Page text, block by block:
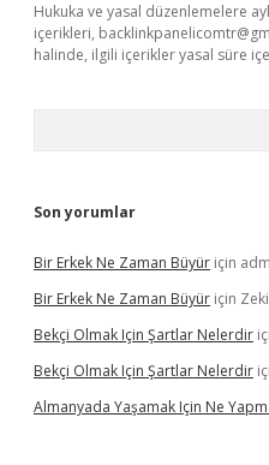
Hukuka ve yasal düzenlemelere
içerikleri,
halinde, ilgili içerikler yasal süre
Son yorumlar
Bir Erkek Ne Zaman Büyür için
Bir Erkek Ne Zaman Büyür için Zeki
Bekçi Olmak Için Şartlar Nelerdir
Bekçi Olmak Için Şartlar Nelerdir
Almanyada Yaşamak Için Ne